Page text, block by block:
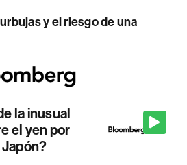
y el riesgo de una
la inusual
el yen por
Japón?